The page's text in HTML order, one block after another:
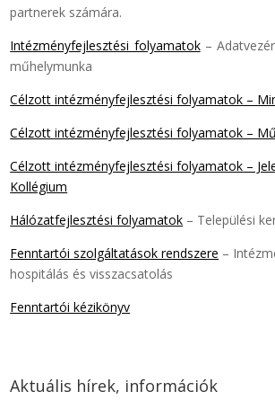
partnerek számára.
Intézményfejlesztési folyamatok–
műhelymunka
Célzott intézményfejlesztési folyamatok –
Célzott intézményfejlesztési folyamatok –
Célzott intézményfejlesztési folyamatok –
Kollégium
Hálózatfejlesztési folyamatok – Települési
Fenntartói szolgáltatások rendszere –
hospitálás és visszacsatolás
Fenntartói kézikönyv
Aktuális hírek, információk